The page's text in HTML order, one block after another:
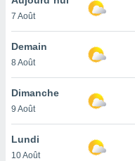
et
»,
au
vous
qu'ils
ou
7 Août
Demain
8 Août
Dimanche
9 Août
Lundi
10 Août